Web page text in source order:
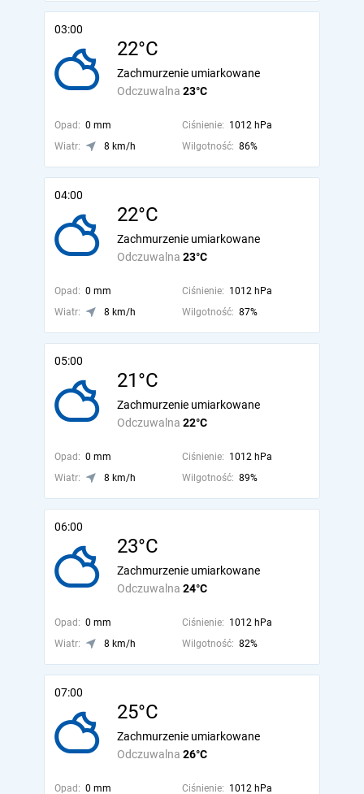
03:00
22°C
Odczuwalna 23°C
Zachmurzenie umiarkowane
Opad: 0 mm Ciśnienie: 1012 hPa
Wiatr:
8 km/h Wilgotność: 86%
04:00
22°C
Odczuwalna 23°C
Zachmurzenie umiarkowane
Opad: 0 mm Ciśnienie: 1012 hPa
Wiatr:
8 km/h Wilgotność: 87%
05:00
21°C
Odczuwalna 22°C
Zachmurzenie umiarkowane
Opad: 0 mm Ciśnienie: 1012 hPa
Wiatr:
8 km/h Wilgotność: 89%
06:00
23°C
Odczuwalna 24°C
Zachmurzenie umiarkowane
Opad: 0 mm Ciśnienie: 1012 hPa
Wiatr:
8 km/h Wilgotność: 82%
07:00
25°C
Odczuwalna 26°C
Zachmurzenie umiarkowane
Opad: 0 mm Ciśnienie: 1012 hPa